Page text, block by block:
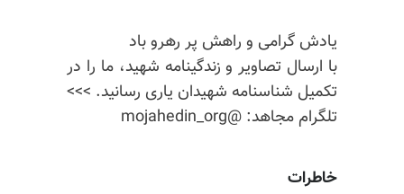
یادش گرامی و راهش پر رهرو باد
با ارسال تصاویر و زندگینامه شهید، ما را در
تکمیل شناسنامه شهیدان یاری رسانید. >>>
تلگرام مجاهد: @mojahedin_org
خاطرات